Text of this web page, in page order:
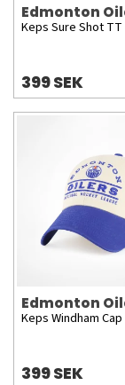
Edmonton
Keps Sure Shot TT
399 SEK
Edmonton
Keps Windham Cap
399 SEK